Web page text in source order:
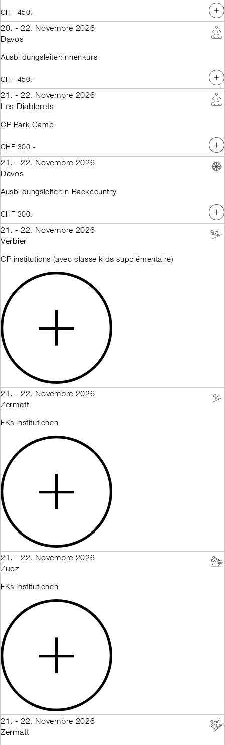
CHF 450.-
20. - 22. Novembre 2026
Davos
Ausbildungsleiter:innenkurs
CHF 450.-
21. - 22. Novembre 2026
Les Diablerets
CP Park Camp
CHF 300.-
21. - 22. Novembre 2026
Davos
Ausbildungsleiter:in Backcountry
CHF 300.-
21. - 22. Novembre 2026
Verbier
CP institutions (avec classe kids supplémentaire)
21. - 22. Novembre 2026
Zermatt
FKs Institutionen
21. - 22. Novembre 2026
Zuoz
FKs Institutionen
21. - 22. Novembre 2026
Zermatt